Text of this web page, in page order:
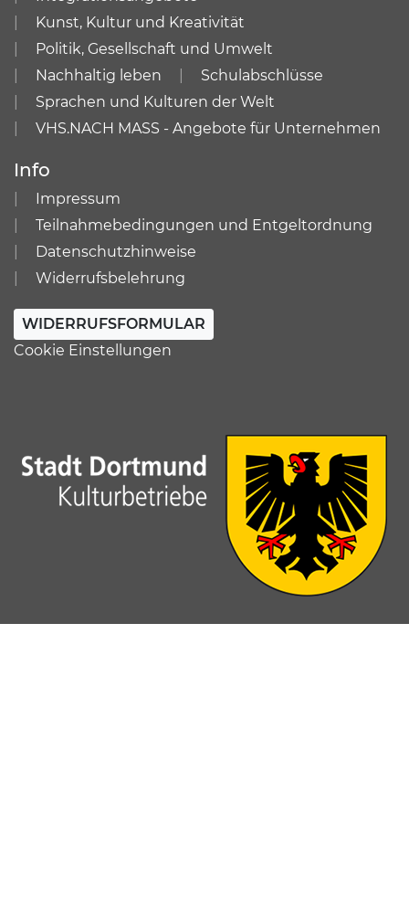
Kunst, Kultur und Kreativität
Politik, Gesellschaft und Umwelt
Nachhaltig leben
Schulabschlüsse
Sprachen und Kulturen der Welt
VHS.NACH MASS - Angebote für Unternehmen
Info
Impressum
Teilnahmebedingungen und Entgeltordnung
Datenschutzhinweise
Widerrufsbelehrung
WIDERRUFSFORMULAR
Cookie Einstellungen